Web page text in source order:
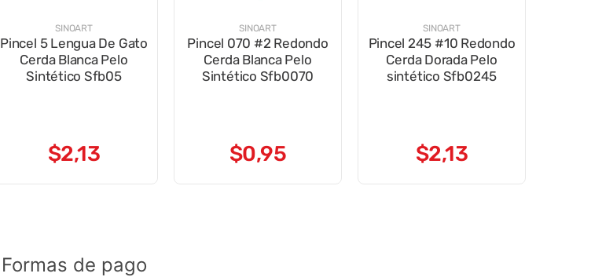
SINOART
Pincel 5 Lengua De Gato
Cerda Blanca Pelo
Sintético Sfb05
$2,13
SINOART
Pincel 070 #2 Redondo
Cerda Blanca Pelo
Sintético Sfb0070
$0,95
SINOART
Pincel 245 #10 Redondo
Cerda Dorada Pelo
sintético Sfb0245
$2,13
Formas de pago